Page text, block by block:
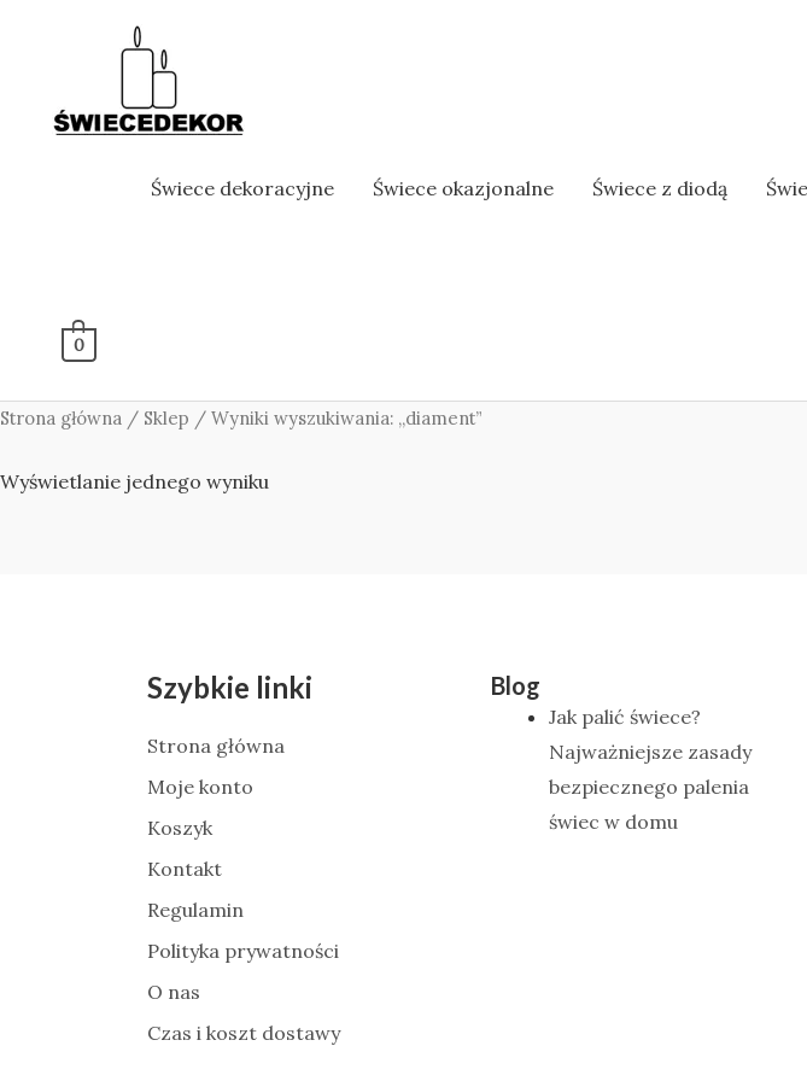
Świece dekoracyjne Świece okazjonalne Świece z diodą
0
Strona główna / Sklep / Wyniki wyszukiwania: „diament”
Wyświetlanie jednego wyniku
Szybkie linki
Strona główna
Moje konto
Koszyk
Kontakt
Regulamin
Polityka prywatności
O nas
Czas i koszt dostawy
Blog
Jak palić świece?
Najważniejsze zasady
bezpiecznego palenia
świec w domu